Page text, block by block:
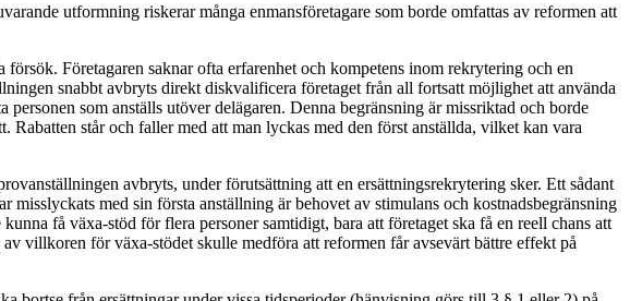
utformning riskerar många enmansföretagare som borde omfattas av reformen att
Företagaren saknar ofta erfarenhet och kompetens inom rekrytering och en
snabbt avbryts direkt diskvalificera företaget från all fortsatt möjlighet att använda
som anställs utöver delägaren. Denna begränsning är missriktad och borde
står och faller med att man lyckas med den först anställda, vilket kan vara
avbryts, under förutsättning att en ersättningsrekrytering sker. Ett sådant
med sin första anställning är behovet av stimulans och kostnadsbegränsning
få växa-stöd för flera personer samtidigt, bara att företaget ska få en reell chans att
villkoren för växa-stödet skulle medföra att reformen får avsevärt bättre effekt på